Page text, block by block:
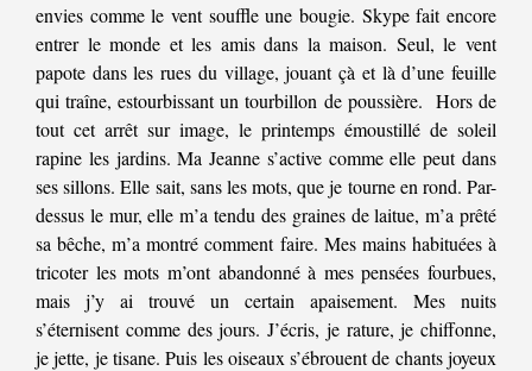
envies comme le vent souffle une bougie. Skype fait encore
entrer le monde et les amis dans la maison. Seul, le vent
papote dans les rues du village, jouant çà et là d’une feuille
qui traîne, estourbissant un tourbillon de poussière. Hors de
tout cet arrêt sur image, le printemps émoustillé de soleil
rapine les jardins. Ma Jeanne s’active comme elle peut dans
ses sillons. Elle sait, sans les mots, que je tourne en rond. Par-
dessus le mur, elle m’a tendu des graines de laitue, m’a prêté
sa bêche, m’a montré comment faire. Mes mains habituées à
tricoter les mots m’ont abandonné à mes pensées fourbues,
mais j’y ai trouvé un certain apaisement. Mes nuits
s’éternisent comme des jours. J’écris, je rature, je chiffonne,
je jette, je tisane. Puis les oiseaux s’ébrouent de chants joyeux